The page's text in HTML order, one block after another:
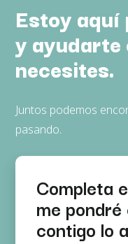
Estoy
y ayudarte
necesites.
Juntos podemos
pasando.
Completa
me
contigo lo